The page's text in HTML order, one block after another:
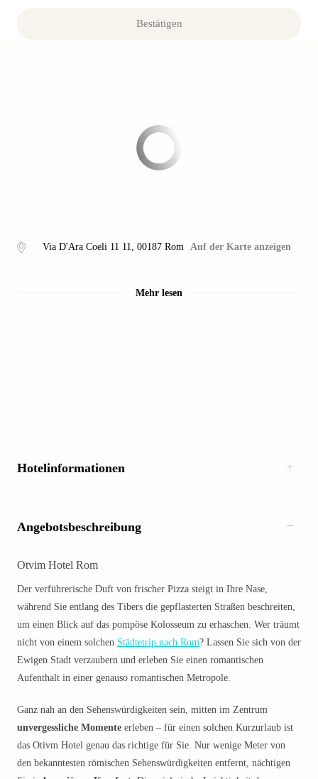
Bestätigen
Via D'Ara Coeli 11 11, 00187 Rom Auf der Karte anzeigen
Mehr lesen
Hotelinformationen
Angebotsbeschreibung
Otvim Hotel Rom
Der verführerische Duft von frischer Pizza steigt in Ihre Nase,
während Sie entlang des Tibers die gepflasterten Straßen beschreiten,
um einen Blick auf das pompöse Kolosseum zu erhaschen. Wer träumt
nicht von einem solchen Städtetrip nach Rom? Lassen Sie sich von der
Ewigen Stadt verzaubern und erleben Sie einen romantischen
Aufenthalt in einer genauso romantischen Metropole.
Ganz nah an den Sehenswürdigkeiten sein, mitten im Zentrum
unvergessliche Momente erleben – für einen solchen Kurzurlaub ist
das Otivm Hotel genau das richtige für Sie. Nur wenige Meter von
den bekanntesten römischen Sehenswürdigkeiten entfernt, nächtigen